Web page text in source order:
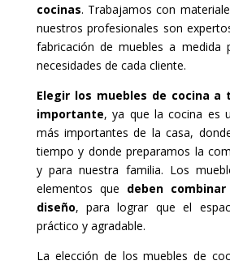
cocinas. Trabajamos con
nuestros profesionales son
fabricación de muebles a medida
necesidades de cada cliente.
Elegir los muebles de cocina
importante, ya que la cocina es
más importantes de la casa,
tiempo y donde preparamos la
y para nuestra familia. Los
elementos que deben
diseño, para lograr que el
práctico y agradable.
La elección de los muebles de